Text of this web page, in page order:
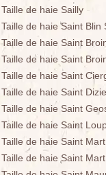
Taille de haie Sailly
Taille de haie Saint Blin
Taille de haie Saint
Taille de haie Saint
Taille de haie Saint
Taille de haie Saint
Taille de haie Saint
Taille de haie Saint
Taille de haie Saint
Taille de haie Saint